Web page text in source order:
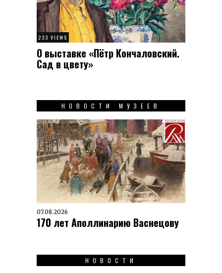
233 VIEWS
О выставке «Пётр Кончаловский.
Сад в цвету»
НОВОСТИ МУЗЕЕВ
07.08.2026
170 лет Аполлинарию Васнецову
НОВОСТИ